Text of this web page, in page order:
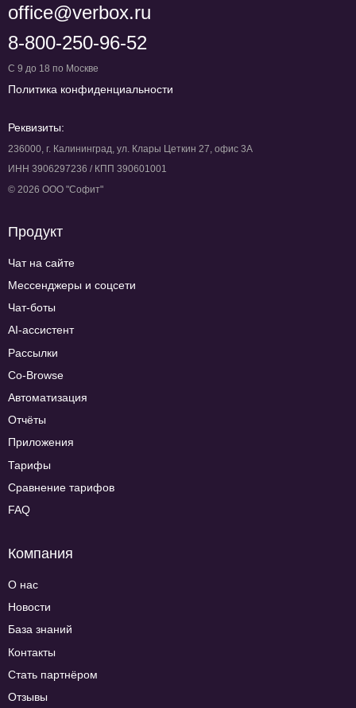
office@verbox.ru
8-800-250-96-52
С 9 до 18 по Москве
Политика конфиденциальности
Реквизиты:
236000, г. Калининград, ул. Клары Цеткин 27, офис 3А
ИНН 3906297236 / КПП 390601001
© 2026 ООО "Софит"
Продукт
Чат на сайте
Мессенджеры и соцсети
Чат-боты
AI-ассистент
Рассылки
Co-Browse
Автоматизация
Отчёты
Приложения
Тарифы
Сравнение тарифов
FAQ
Компания
О нас
Новости
База знаний
Контакты
Стать партнёром
Отзывы